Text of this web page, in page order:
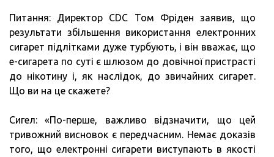
Питання: Директор CDC Том Фріден заявив, що
результати збільшення використання електронних
сигарет підлітками дуже турбують, і він вважає, що
е-сигарета по суті є шлюзом до довічної пристрасті
до нікотину і, як наслідок, до звичайних сигарет.
Що ви на це скажете?
Сигел: «По-перше, важливо відзначити, що цей
тривожний висновок є передчасним. Немає доказів
того, що електронні сигарети виступають в якості